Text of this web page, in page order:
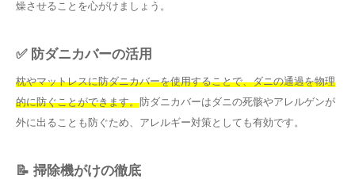
燥させることを心がけましょう。
✅ 防ダニカバーの活用
枕やマットレスに防ダニカバーを使用することで、ダニの通過を物理
的に防ぐことができます。防ダニカバーはダニの死骸やアレルゲンが
外に出ることも防ぐため、アレルギー対策としても有効です。
📝 掃除機がけの徹底